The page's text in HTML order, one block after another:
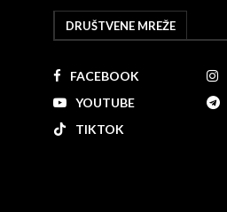
DRUŠTVENE MREŽE
FACEBOOK
YOUTUBE
TIKTOK